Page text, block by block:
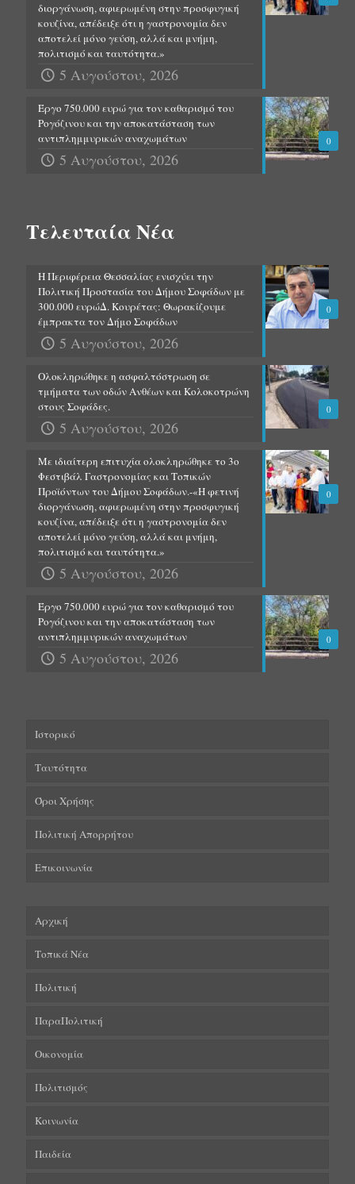
διοργάνωση, αφιερωμένη στην προσφυγική
κουζίνα, απέδειξε ότι η γαστρονομία δεν
αποτελεί μόνο γεύση, αλλά και μνήμη,
πολιτισμό και ταυτότητα.»
5 Αυγούστου, 2026
0
Έργο 750.000 ευρώ για τον καθαρισμό του
Ρογόζινου και την αποκατάσταση των
αντιπλημμυρικών αναχωμάτων
5 Αυγούστου, 2026
Τελευταία Νέα
0
Η Περιφέρεια Θεσσαλίας ενισχύει την
Πολιτική Προστασία του Δήμου Σοφάδων με
300.000 ευρώΔ. Κουρέτας: Θωρακίζουμε
έμπρακτα τον Δήμο Σοφάδων
5 Αυγούστου, 2026
0
Ολοκληρώθηκε η ασφαλτόστρωση σε
τμήματα των οδών Ανθέων και Κολοκοτρώνη
στους Σοφάδες.
5 Αυγούστου, 2026
0
Με ιδιαίτερη επιτυχία ολοκληρώθηκε το 3ο
Φεστιβάλ Γαστρονομίας και Τοπικών
Προϊόντων του Δήμου Σοφάδων.-«Η φετινή
διοργάνωση, αφιερωμένη στην προσφυγική
κουζίνα, απέδειξε ότι η γαστρονομία δεν
αποτελεί μόνο γεύση, αλλά και μνήμη,
πολιτισμό και ταυτότητα.»
5 Αυγούστου, 2026
0
Έργο 750.000 ευρώ για τον καθαρισμό του
Ρογόζινου και την αποκατάσταση των
αντιπλημμυρικών αναχωμάτων
5 Αυγούστου, 2026
Ιστορικό
Ταυτότητα
Όροι Χρήσης
Πολιτική Απορρήτου
Επικοινωνία
Αρχική
Τοπικά Νέα
Πολιτική
ΠαραΠολιτική
Οικονομία
Πολιτισμός
Κοινωνία
Παιδεία